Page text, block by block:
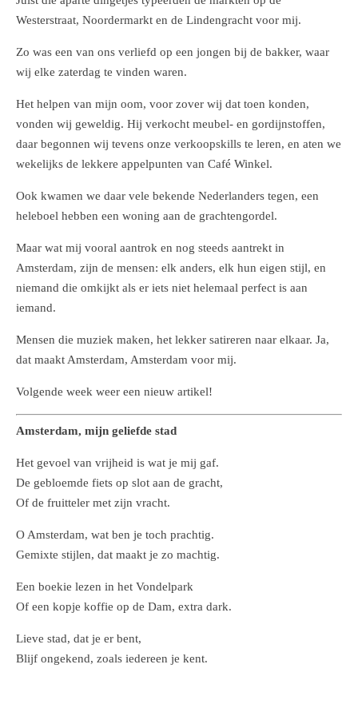
Westerstraat, Noordermarkt en de Lindengracht voor mij.
Zo was een van ons verliefd op een jongen bij de bakker, waar
wij elke zaterdag te vinden waren.
Het helpen van mijn oom, voor zover wij dat toen konden,
vonden wij geweldig. Hij verkocht meubel- en gordijnstoffen,
daar begonnen wij tevens onze verkoopskills te leren, en aten we
wekelijks de lekkere appelpunten van Café Winkel.
Ook kwamen we daar vele bekende Nederlanders tegen, een
heleboel hebben een woning aan de grachtengordel.
Maar wat mij vooral aantrok en nog steeds aantrekt in
Amsterdam, zijn de mensen: elk anders, elk hun eigen stijl, en
niemand die omkijkt als er iets niet helemaal perfect is aan
iemand.
Mensen die muziek maken, het lekker satireren naar elkaar. Ja,
dat maakt Amsterdam, Amsterdam voor mij.
Volgende week weer een nieuw artikel!
Amsterdam, mijn geliefde stad
Het gevoel van vrijheid is wat je mij gaf.
De gebloemde fiets op slot aan de gracht,
Of de fruitteler met zijn vracht.
O Amsterdam, wat ben je toch prachtig.
Gemixte stijlen, dat maakt je zo machtig.
Een boekie lezen in het Vondelpark
Of een kopje koffie op de Dam, extra dark.
Lieve stad, dat je er bent,
Blijf ongekend, zoals iedereen je kent.